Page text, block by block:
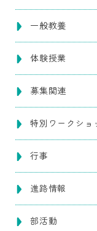
一般教養
体験授業
募集関連
特別ワークショ
行事
進路情報
部活動